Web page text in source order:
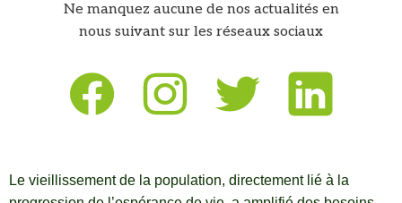
Ne manquez aucune de nos actualités en
nous suivant sur les réseaux sociaux
Le vieillissement de la population, directement lié à la